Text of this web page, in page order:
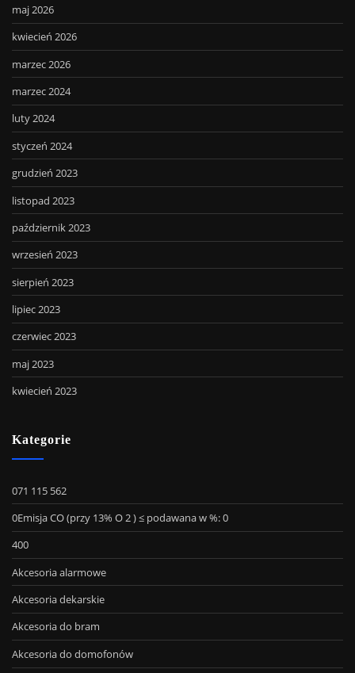
maj 2026
kwiecień 2026
marzec 2026
marzec 2024
luty 2024
styczeń 2024
grudzień 2023
listopad 2023
październik 2023
wrzesień 2023
sierpień 2023
lipiec 2023
czerwiec 2023
maj 2023
kwiecień 2023
Kategorie
071 115 562
0Emisja CO (przy 13% O 2 ) ≤ podawana w %: 0
400
Akcesoria alarmowe
Akcesoria dekarskie
Akcesoria do bram
Akcesoria do domofonów